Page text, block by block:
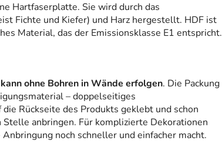
Hartfaserplatte. Sie wird durch das
Fichte und Kiefer) und Harz hergestellt. HDF ist
Material, das der Emissionsklasse E1 entspricht.
kann ohne Bohren in Wände erfolgen. Die Packung
– doppelseitiges
Rückseite des Produkts geklebt und schon
anbringen. Für komplizierte Dekorationen
noch schneller und einfacher macht.